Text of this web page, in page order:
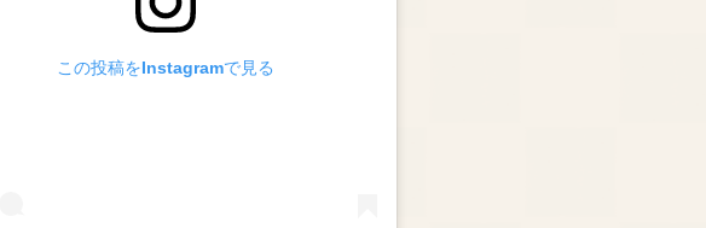
この投稿をInstagramで見る